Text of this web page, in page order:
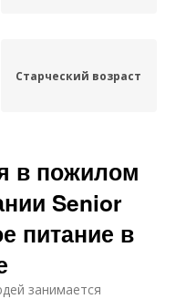
Старческий возраст
в пожилом
Senior
питание в
занимается